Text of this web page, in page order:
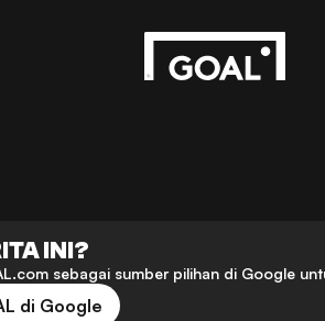
INI?
sebagai sumber pilihan di Google
di Google